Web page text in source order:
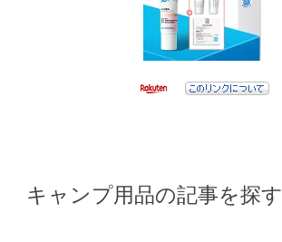
キャンプ用品の記事を探す